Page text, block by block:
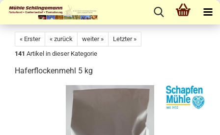
« Erster « zurück weiter »
Letzter »
141 Artikel in dieser Kategorie
Haferflockenmehl 5 kg